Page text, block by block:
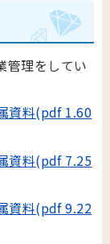
管理をしてい
資料(pdf 1.60
資料(pdf 7.25
資料(pdf 9.22